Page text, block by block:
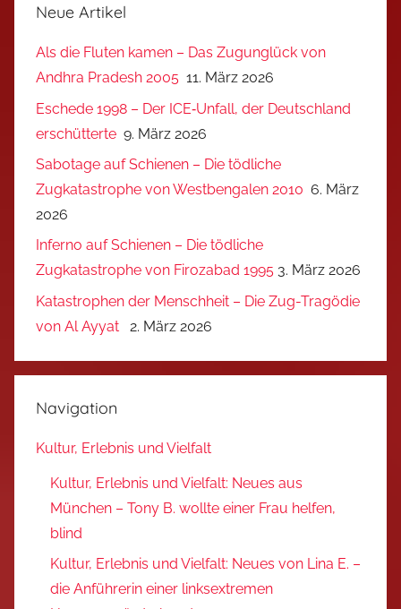
Neue Artikel
Als die Fluten kamen – Das Zugunglück von
Andhra Pradesh 2005 11. März 2026
Eschede 1998 – Der ICE‑Unfall, der Deutschland
erschütterte 9. März 2026
Sabotage auf Schienen – Die tödliche
Zugkatastrophe von Westbengalen 2010 6. März
2026
Inferno auf Schienen – Die tödliche
Zugkatastrophe von Firozabad 1995 3. März 2026
Katastrophen der Menschheit – Die Zug-Tragödie
von Al Ayyat
2. März 2026
Navigation
Kultur, Erlebnis und Vielfalt
Kultur, Erlebnis und Vielfalt: Neues aus
München – Tony B. wollte einer Frau helfen,
blind
Kultur, Erlebnis und Vielfalt: Neues von Lina E. –
die Anführerin einer linksextremen